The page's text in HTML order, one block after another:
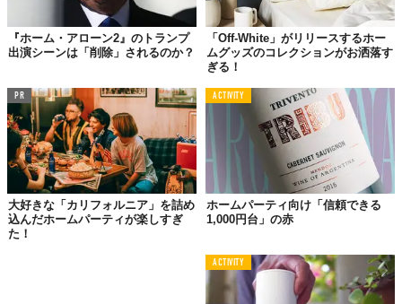
『ホーム・アローン2』のトランプ
出演シーンは「削除」されるのか？
「Off-White」がリリースするホー
ムグッズのコレクションがお洒落す
ぎる！
PR
大好きな「カリフォルニア」を詰め
込んだホームパーティが楽しすぎ
た！
ACTIVITY
ホームパーティ向け「信頼できる
1,000円台」の赤
ACTIVITY